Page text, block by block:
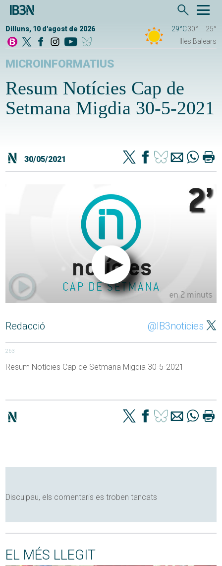
Dilluns, 10 d'agost de 2026 29°C30°
25°
Illes Balears
MICROINFORMATIUS
Resum Notícies Cap de
Setmana Migdia 30-5-2021
30/05/2021
Redacció @IB3noticies
263
Resum Notícies Cap de Setmana Migdia 30-5-2021
Disculpau, els comentaris es troben tancats
EL MÉS LLEGIT